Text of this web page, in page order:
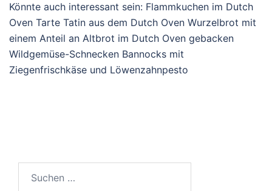
Könnte auch interessant sein: Flammkuchen im Dutch
Oven Tarte Tatin aus dem Dutch Oven Wurzelbrot mit
einem Anteil an Altbrot im Dutch Oven gebacken
Wildgemüse-Schnecken Bannocks mit
Ziegenfrischkäse und Löwenzahnpesto